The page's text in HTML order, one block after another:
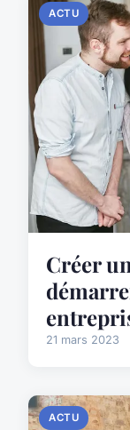
ACTU
Créer
21 mars 2023
ACTU